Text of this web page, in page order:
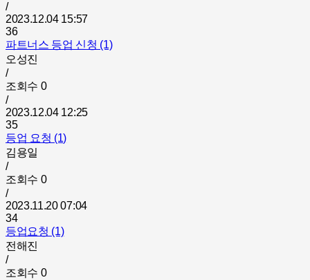
/
2023.12.04 15:57
36
파트너스 등업 신청 (1)
오성진
/
조회수 0
/
2023.12.04 12:25
35
등업 요청 (1)
김용일
/
조회수 0
/
2023.11.20 07:04
34
등업요청 (1)
전해진
/
조회수 0